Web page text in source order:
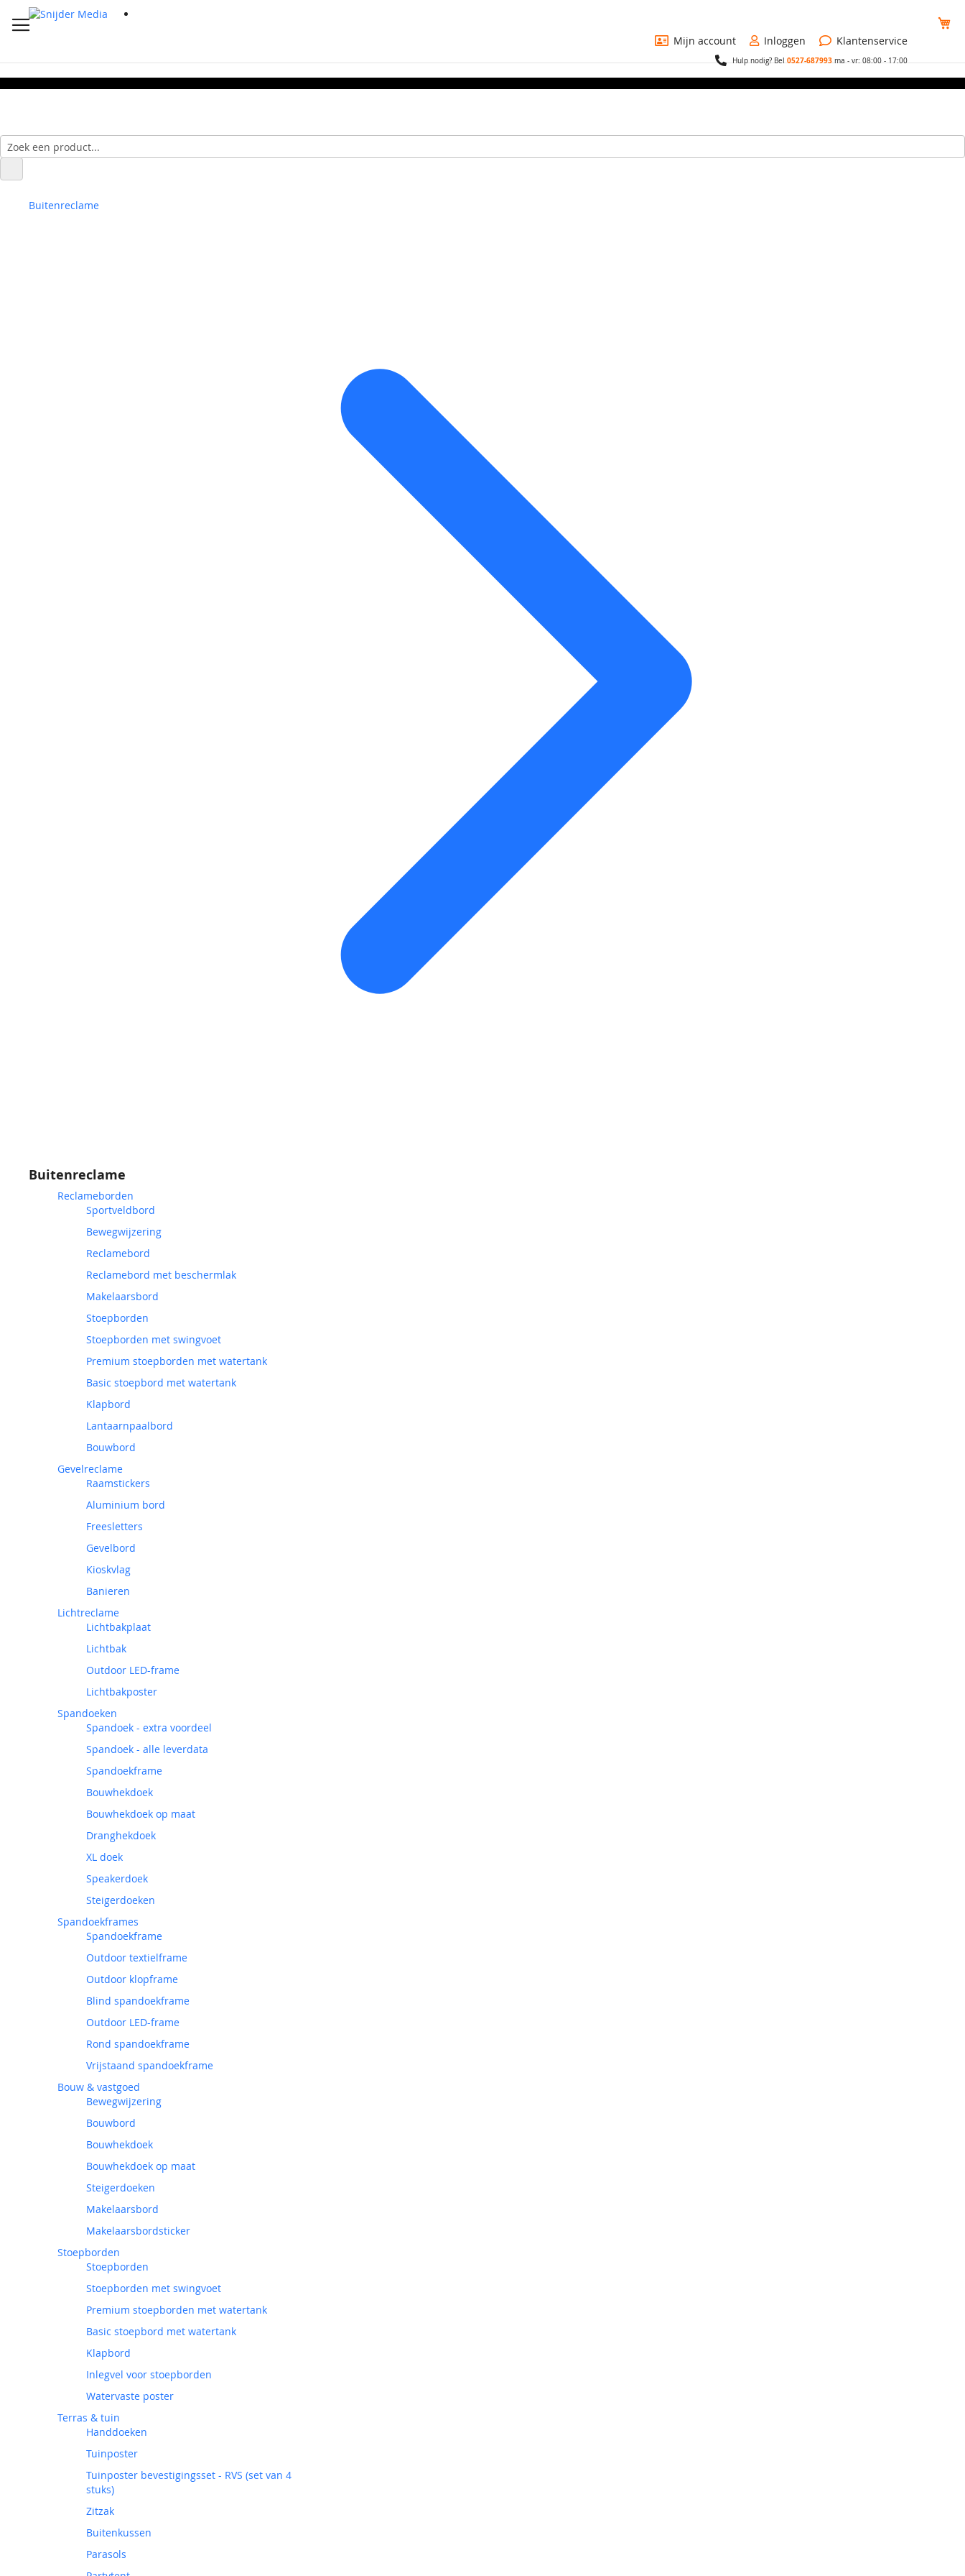
Mijn account
Inloggen Klantenservice
Hulp nodig? Bel0527-687993ma - vr: 08:00 - 17:00
Buitenreclame
Buitenreclame
Reclameborden
Sportveldbord
Bewegwijzering
Reclamebord
Reclamebord met beschermlak
Makelaarsbord
Stoepborden
Stoepborden met swingvoet
Premium stoepborden met watertank
Basic stoepbord met watertank
Klapbord
Lantaarnpaalbord
Bouwbord
Gevelreclame
Raamstickers
Aluminium bord
Freesletters
Gevelbord
Kioskvlag
Banieren
Lichtreclame
Lichtbakplaat
Lichtbak
Outdoor LED-frame
Lichtbakposter
Spandoeken
Spandoek - extra voordeel
Spandoek - alle leverdata
Spandoekframe
Bouwhekdoek
Bouwhekdoek op maat
Dranghekdoek
XL doek
Speakerdoek
Steigerdoeken
Spandoekframes
Spandoekframe
Outdoor textielframe
Outdoor klopframe
Blind spandoekframe
Outdoor LED-frame
Rond spandoekframe
Vrijstaand spandoekframe
Bouw & vastgoed
Bewegwijzering
Bouwbord
Bouwhekdoek
Bouwhekdoek op maat
Steigerdoeken
Makelaarsbord
Makelaarsbordsticker
Stoepborden
Stoepborden
Stoepborden met swingvoet
Premium stoepborden met watertank
Basic stoepbord met watertank
Klapbord
Inlegvel voor stoepborden
Watervaste poster
Terras & tuin
Handdoeken
Tuinposter
Tuinposter bevestigingsset - RVS (set van 4
stuks)
Zitzak
Buitenkussen
Parasols